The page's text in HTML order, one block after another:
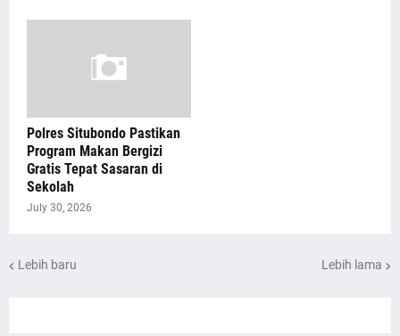
Polres Situbondo Pastikan
Program Makan Bergizi
Gratis Tepat Sasaran di
Sekolah
July 30, 2026
Lebih baru Lebih lama